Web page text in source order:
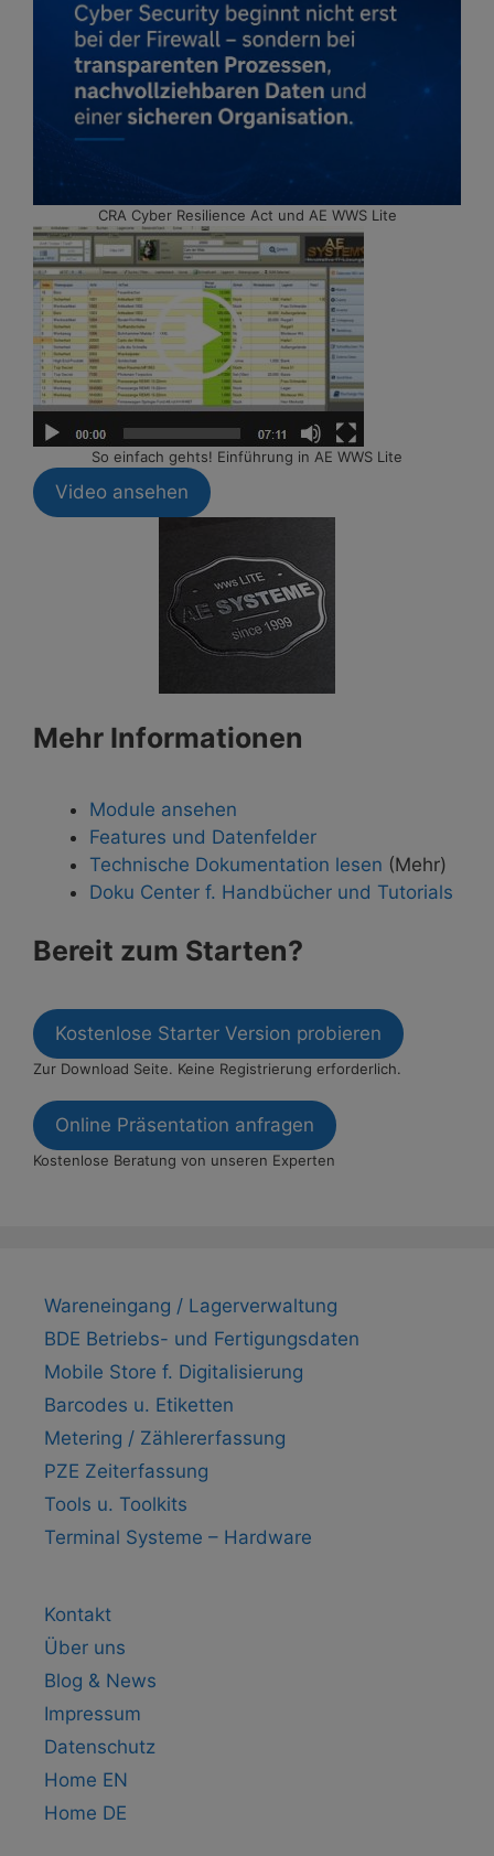
CRA Cyber Resilience Act und AE WWS Lite
So einfach gehts! Einführung in AE WWS Lite
Video ansehen
Mehr Informationen
Module ansehen
Features und Datenfelder
Technische Dokumentation lesen (Mehr)
Doku Center f. Handbücher und Tutorials
Bereit zum Starten?
Kostenlose Starter Version probieren
Zur Download Seite. Keine Registrierung erforderlich.
Online Präsentation anfragen
Kostenlose Beratung von unseren Experten
Wareneingang / Lagerverwaltung
BDE Betriebs- und Fertigungsdaten
Mobile Store f. Digitalisierung
Barcodes u. Etiketten
Metering / Zählererfassung
PZE Zeiterfassung
Tools u. Toolkits
Terminal Systeme – Hardware
Kontakt
Über uns
Blog & News
Impressum
Datenschutz
Home EN
Home DE